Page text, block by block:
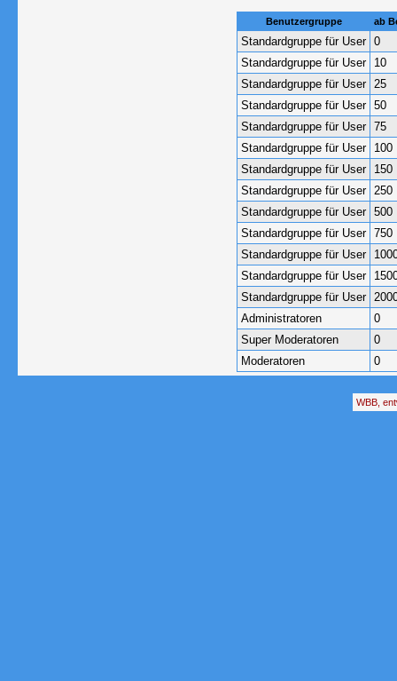
Benutzergruppe ab
Standardgruppe für User 0
Standardgruppe für User
10
Standardgruppe für User 25
Standardgruppe für User 50
Standardgruppe für User 75
Standardgruppe für User
100
Standardgruppe für User
150
Standardgruppe für User 250
Standardgruppe für User 500
Standardgruppe für User 750
Standardgruppe für User
Standardgruppe für User
Standardgruppe für User
Administratoren
0
Super Moderatoren
0
Moderatoren
0
WBB,